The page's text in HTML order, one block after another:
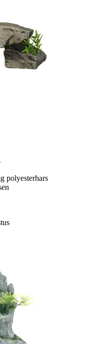
polyesterhars